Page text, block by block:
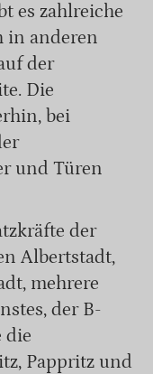
es zahlreiche
in anderen
der
Die
bei
und Türen
der
Albertstadt,
mehrere
der B-
die
Pappritz und